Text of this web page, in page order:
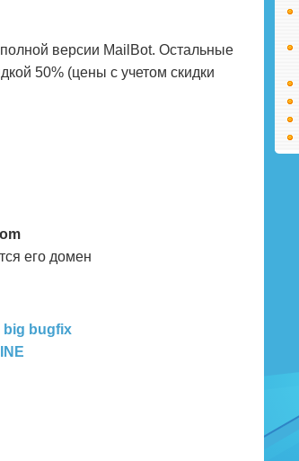
версии MailBot. Остальные
50% (цены с учетом скидки
его домен
big bugfix